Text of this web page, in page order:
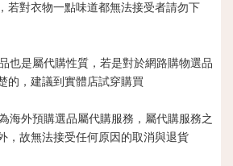
若對衣物一點味道都無法接受者請勿下
也是屬代購性質，若是對於網路購物選品
的，建議到實體店試穿購買
海外預購選品屬代購服務，屬代購服務之
，故無法接受任何原因的取消與退貨